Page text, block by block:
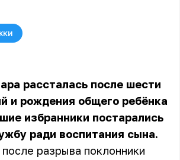
рассталась после шести
и рождения общего ребёнка
избранники постарались
ради воспитания сына.
разрыва поклонники